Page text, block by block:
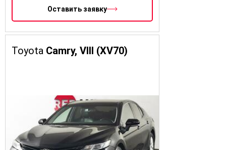
Оставить заявку
Toyota Camry, VIII (XV70)